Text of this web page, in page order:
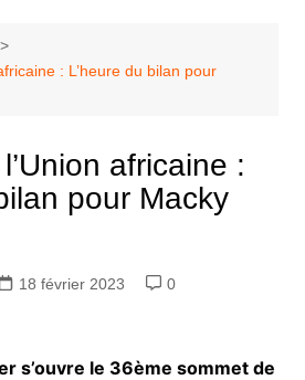
: L’heure du bilan pour
africaine :
pour Macky
18 février 2023
0
s’ouvre le 36ème sommet de